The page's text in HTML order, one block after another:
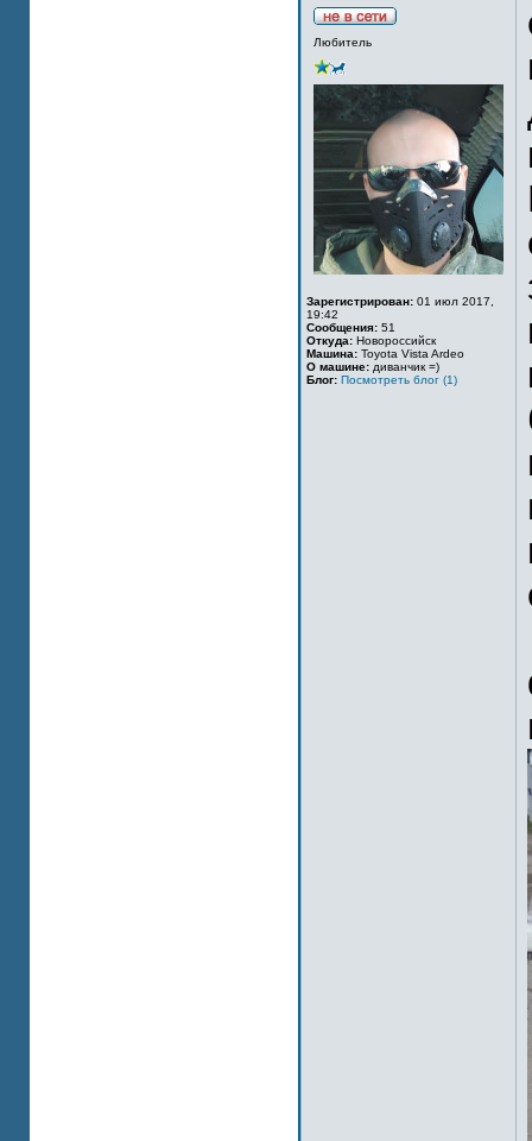
Любитель
Зарегистрирован: 01 июл 2017,
19:42
Сообщения: 51
Откуда: Новороссийск
Машина: Toyota Vista Ardeo
О машине: диванчик =)
Блог: Посмотреть блог (1)